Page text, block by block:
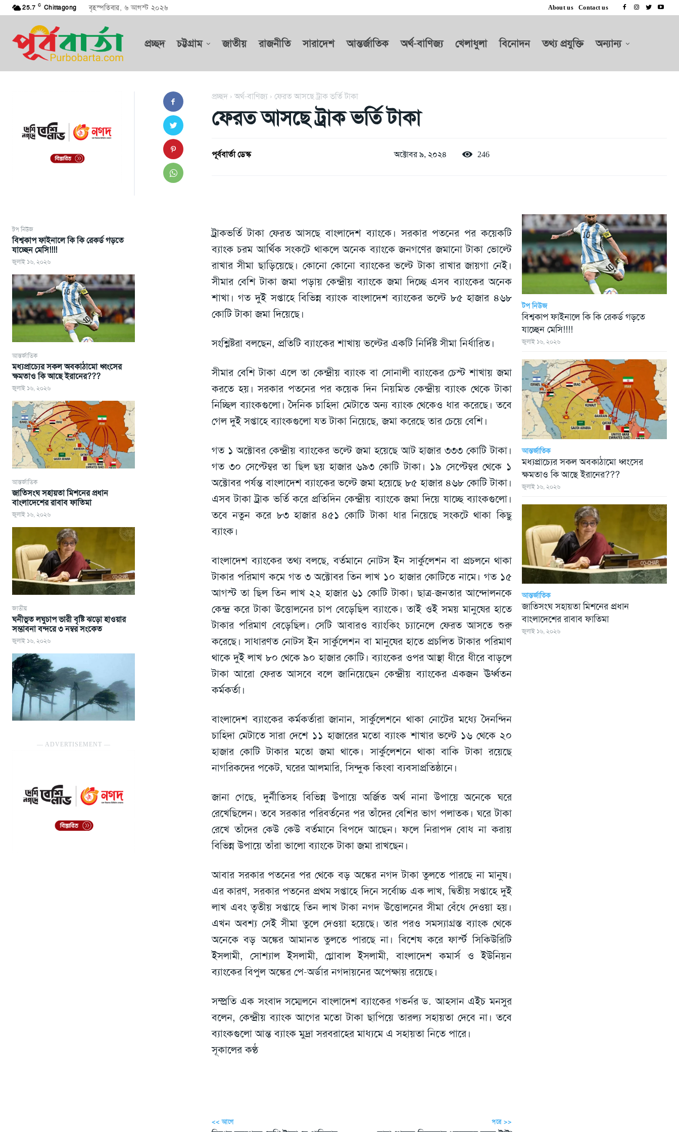
25.7 C Chittagong বৃহস্পতিবার, ৬ আগস্ট ২০২৬ About us Contact us
প্রচ্ছদ চট্টগ্রাম জাতীয় রাজনীতি সারাদেশ আন্তর্জাতিক অর্থ-বাণিজ্য খেলাধুলা বিনোদন তথ্য প্রযুক্তি অন্যান্য
টপ নিউজ
বিশ্বকাপ ফাইনালে কি কি রেকর্ড গড়তে
যাচ্ছেন মেসি!!!!
জুলাই ১৬, ২০২৬
আন্তর্জাতিক
মধ্যপ্রাচ্যের সকল অবকাঠামো ধ্বংসের
ক্ষমতাও কি আছে ইরানের???
জুলাই ১৬, ২০২৬
আন্তর্জাতিক
জাতিসংঘ সহায়তা মিশনের প্রধান
বাংলাদেশের রাবাব ফাতিমা
জুলাই ১৬, ২০২৬
জাতীয়
ঘনীভূত লঘুচাপ ভারী বৃষ্টি ঝড়ো হাওয়ার
সম্ভাবনা বন্দরে ৩ নম্বর সংকেত
জুলাই ১৬, ২০২৬
― ADVERTISEMENT ―
প্রচ্ছদ অর্থ-বাণিজ্য ফেরত আসছে ট্রাক ভর্তি টাকা
ফেরত আসছে ট্রাক ভর্তি টাকা
পূর্ববার্তা ডেস্ক অক্টোবর ৯, ২০২৪ 246
ট্রাকভর্তি টাকা ফেরত আসছে বাংলাদেশ ব্যাংকে। সরকার পতনের পর কয়েকটি
ব্যাংক চরম আর্থিক সংকটে থাকলে অনেক ব্যাংকে জনগণের জমানো টাকা ভোল্টে
রাখার সীমা ছাড়িয়েছে। কোনো কোনো ব্যাংকের ভল্টে টাকা রাখার জায়গা নেই।
সীমার বেশি টাকা জমা পড়ায় কেন্দ্রীয় ব্যাংকে জমা দিচ্ছে এসব ব্যাংকের অনেক
শাখা। গত দুই সপ্তাহে বিভিন্ন ব্যাংক বাংলাদেশ ব্যাংকের ভল্টে ৮৫ হাজার ৪৬৮
কোটি টাকা জমা দিয়েছে।
সংশ্লিষ্টরা বলছেন, প্রতিটি ব্যাংকের শাখায় ভল্টের একটি নির্দিষ্ট সীমা নির্ধারিত।
সীমার বেশি টাকা এলে তা কেন্দ্রীয় ব্যাংক বা সোনালী ব্যাংকের চেস্ট শাখায় জমা
করতে হয়। সরকার পতনের পর কয়েক দিন নিয়মিত কেন্দ্রীয় ব্যাংক থেকে টাকা
নিচ্ছিল ব্যাংকগুলো। দৈনিক চাহিদা মেটাতে অন্য ব্যাংক থেকেও ধার করেছে। তবে
গেল দুই সপ্তাহে ব্যাংকগুলো যত টাকা নিয়েছে, জমা করেছে তার চেয়ে বেশি।
গত ১ অক্টোবর কেন্দ্রীয় ব্যাংকের ভল্টে জমা হয়েছে আট হাজার ৩৩৩ কোটি টাকা।
গত ৩০ সেপ্টেম্বর তা ছিল ছয় হাজার ৬৯৩ কোটি টাকা। ১৯ সেপ্টেম্বর থেকে ১
অক্টোবর পর্যন্ত বাংলাদেশ ব্যাংকের ভল্টে জমা হয়েছে ৮৫ হাজার ৪৬৮ কোটি টাকা।
এসব টাকা ট্রাক ভর্তি করে প্রতিদিন কেন্দ্রীয় ব্যাংকে জমা দিয়ে যাচ্ছে ব্যাংকগুলো।
তবে নতুন করে ৮৩ হাজার ৪৫১ কোটি টাকা ধার নিয়েছে সংকটে থাকা কিছু
ব্যাংক।
বাংলাদেশ ব্যাংকের তথ্য বলছে, বর্তমানে নোটস ইন সার্কুলেশন বা প্রচলনে থাকা
টাকার পরিমাণ কমে গত ৩ অক্টোবর তিন লাখ ১০ হাজার কোটিতে নামে। গত ১৫
আগস্ট তা ছিল তিন লাখ ২২ হাজার ৬১ কোটি টাকা। ছাত্র-জনতার আন্দোলনকে
কেন্দ্র করে টাকা উত্তোলনের চাপ বেড়েছিল ব্যাংকে। তাই ওই সময় মানুষের হাতে
টাকার পরিমাণ বেড়েছিল। সেটি আবারও ব্যাংকিং চ্যানেলে ফেরত আসতে শুরু
করেছে। সাধারণত নোটস ইন সার্কুলেশন বা মানুষের হাতে প্রচলিত টাকার পরিমাণ
থাকে দুই লাখ ৮০ থেকে ৯০ হাজার কোটি। ব্যাংকের ওপর আস্থা ধীরে ধীরে বাড়লে
টাকা আরো ফেরত আসবে বলে জানিয়েছেন কেন্দ্রীয় ব্যাংকের একজন ঊর্ধ্বতন
কর্মকর্তা।
বাংলাদেশ ব্যাংকের কর্মকর্তারা জানান, সার্কুলেশনে থাকা নোটের মধ্যে দৈনন্দিন
চাহিদা মেটাতে সারা দেশে ১১ হাজারের মতো ব্যাংক শাখার ভল্টে ১৬ থেকে ২০
হাজার কোটি টাকার মতো জমা থাকে। সার্কুলেশনে থাকা বাকি টাকা রয়েছে
নাগরিকদের পকেট, ঘরের আলমারি, সিন্দুক কিংবা ব্যবসাপ্রতিষ্ঠানে।
জানা গেছে, দুর্নীতিসহ বিভিন্ন উপায়ে অর্জিত অর্থ নানা উপায়ে অনেকে ঘরে
রেখেছিলেন। তবে সরকার পরিবর্তনের পর তাঁদের বেশির ভাগ পলাতক। ঘরে টাকা
রেখে তাঁদের কেউ কেউ বর্তমানে বিপদে আছেন। ফলে নিরাপদ বোধ না করায়
বিভিন্ন উপায়ে তাঁরা ভালো ব্যাংকে টাকা জমা রাখছেন।
আবার সরকার পতনের পর থেকে বড় অঙ্কের নগদ টাকা তুলতে পারছে না মানুষ।
এর কারণ, সরকার পতনের প্রথম সপ্তাহে দিনে সর্বোচ্চ এক লাখ, দ্বিতীয় সপ্তাহে দুই
লাখ এবং তৃতীয় সপ্তাহে তিন লাখ টাকা নগদ উত্তোলনের সীমা বেঁধে দেওয়া হয়।
এখন অবশ্য সেই সীমা তুলে দেওয়া হয়েছে। তার পরও সমস্যাগ্রস্ত ব্যাংক থেকে
অনেকে বড় অঙ্কের আমানত তুলতে পারছে না। বিশেষ করে ফার্স্ট সিকিউরিটি
ইসলামী, সোশ্যাল ইসলামী, গ্লোবাল ইসলামী, বাংলাদেশ কমার্স ও ইউনিয়ন
ব্যাংকের বিপুল অঙ্কের পে-অর্ডার নগদায়নের অপেক্ষায় রয়েছে।
সম্প্রতি এক সংবাদ সম্মেলনে বাংলাদেশ ব্যাংকের গভর্নর ড. আহসান এইচ মনসুর
বলেন, কেন্দ্রীয় ব্যাংক আগের মতো টাকা ছাপিয়ে তারল্য সহায়তা দেবে না। তবে
ব্যাংকগুলো আন্ত ব্যাংক মুদ্রা সরবরাহের মাধ্যমে এ সহায়তা নিতে পারে।
সূকালের কণ্ঠ
<< আগে পরে >>
টপ নিউজ
বিশ্বকাপ ফাইনালে কি কি রেকর্ড গড়তে
যাচ্ছেন মেসি!!!!
জুলাই ১৬, ২০২৬
আন্তর্জাতিক
মধ্যপ্রাচ্যের সকল অবকাঠামো ধ্বংসের
ক্ষমতাও কি আছে ইরানের???
জুলাই ১৬, ২০২৬
আন্তর্জাতিক
জাতিসংঘ সহায়তা মিশনের প্রধান
বাংলাদেশের রাবাব ফাতিমা
জুলাই ১৬, ২০২৬